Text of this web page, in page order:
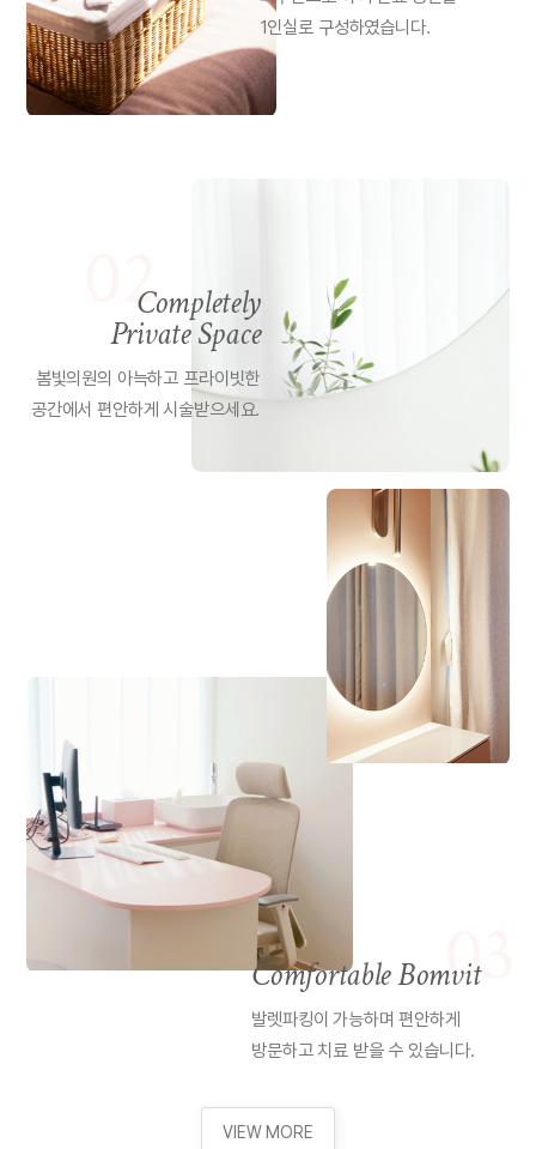
1인실로 구성하였습니다.
02
Completely
Private Space
봄빛의원의 아늑하고 프라이빗한
공간에서 편안하게 시술받으세요.
03
Comfortable Bomvit
발렛파킹이 가능하며 편안하게
방문하고 치료 받을 수 있습니다.
VIEW MORE